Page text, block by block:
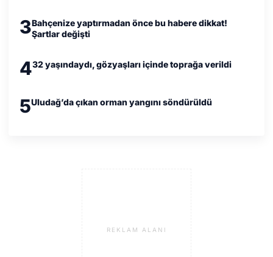
3Bahçenize yaptırmadan önce bu habere dikkat!
Şartlar değişti
432 yaşındaydı, gözyaşları içinde toprağa verildi
5Uludağ’da çıkan orman yangını söndürüldü
REKLAM ALANI